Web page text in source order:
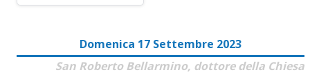
Domenica 17 Settembre 2023
San Roberto Bellarmino, dottore della Chiesa